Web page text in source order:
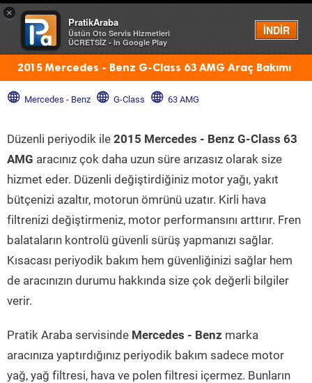
×
PratikAraba
Üstün Oto Servis Hizmetleri
ÜCRETSİZ - In Google Play
İNDİR
Menü
2015 Mercedes - Benz G-Class 63 AMG Araç Bakımı
Mercedes - Benz G-Class 63 AMG
Düzenli periyodik ile 2015 Mercedes - Benz G-Class 63
AMG aracınız çok daha uzun süre arızasız olarak size
hizmet eder. Düzenli değiştirdiğiniz motor yağı, yakıt
bütçenizi azaltır, motorun ömrünü uzatır. Kirli hava
filtrenizi değiştirmeniz, motor performansını arttırır. Fren
balataların kontrolü güvenli sürüş yapmanızı sağlar.
Kısacası periyodik bakım hem güvenliğinizi sağlar hem
de aracınızın durumu hakkında size çok değerli bilgiler
verir.
Pratik Araba servisinde Mercedes - Benz marka
aracınıza yaptırdığınız periyodik bakım sadece motor
yağ, yağ filtresi, hava ve polen filtresi içermez. Bunların